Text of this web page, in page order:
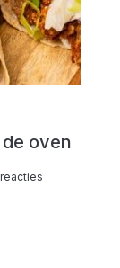
oven